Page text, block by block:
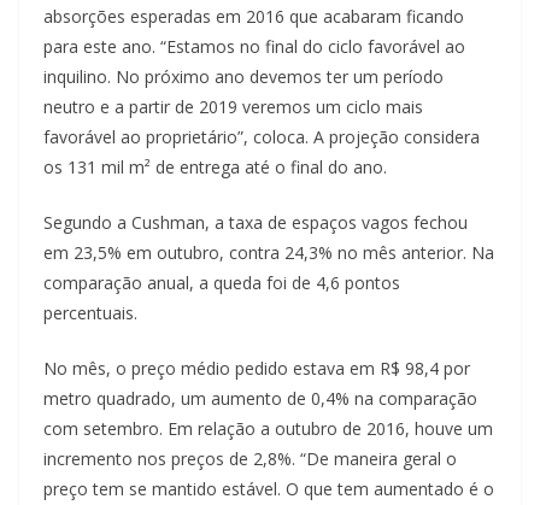
absorções esperadas em 2016 que acabaram ficando
para este ano. “Estamos no final do ciclo favorável ao
inquilino. No próximo ano devemos ter um período
neutro e a partir de 2019 veremos um ciclo mais
favorável ao proprietário”, coloca. A projeção considera
os 131 mil m² de entrega até o final do ano.
Segundo a Cushman, a taxa de espaços vagos fechou
em 23,5% em outubro, contra 24,3% no mês anterior. Na
comparação anual, a queda foi de 4,6 pontos
percentuais.
No mês, o preço médio pedido estava em R$ 98,4 por
metro quadrado, um aumento de 0,4% na comparação
com setembro. Em relação a outubro de 2016, houve um
incremento nos preços de 2,8%. “De maneira geral o
preço tem se mantido estável. O que tem aumentado é o